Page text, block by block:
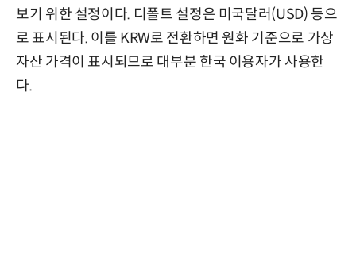
보기 위한 설정이다. 디폴트 설정은 미국달러(USD) 등으
로 표시된다. 이를 KRW로 전환하면 원화 기준으로 가상
자산 가격이 표시되므로 대부분 한국 이용자가 사용한
다.